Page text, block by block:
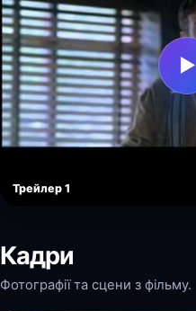
▶
Трейлер 1
Кадри
Фотографії та сцени з фільму.